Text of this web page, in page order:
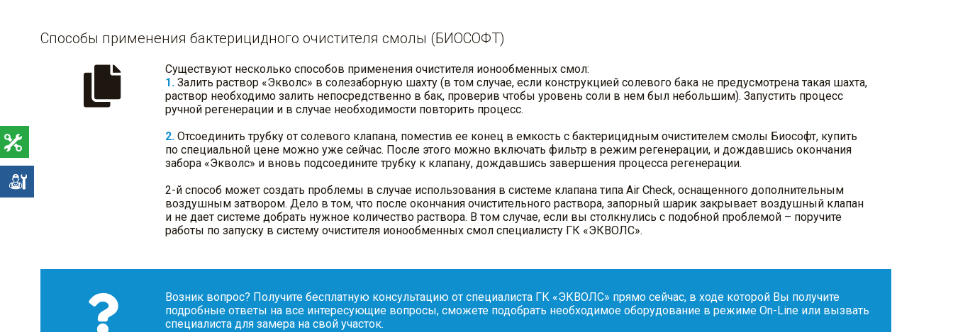
Способы применения бактерицидного очистителя смолы (БИОСОФТ)
Существуют несколько способов применения очистителя ионообменных смол:
1.Залить раствор «Экволс» в солезаборную шахту (в том случае, если конструкцией солевого бака не предусмотрена такая шахта,
раствор необходимо залить непосредственно в бак, проверив чтобы уровень соли в нем был небольшим). Запустить процесс
ручной регенерации и в случае необходимости повторить процесс.
2.Отсоединить трубку от солевого клапана, поместив ее конец в емкость с бактерицидным очистителем смолы Биософт, купить
по специальной цене можно уже сейчас. После этого можно включать фильтр в режим регенерации, и дождавшись окончания
забора «Экволс» и вновь подсоедините трубку к клапану, дождавшись завершения процесса регенерации.
2-й способ может создать проблемы в случае использования в системе клапана типа Air Check, оснащенного дополнительным
воздушным затвором. Дело в том, что после окончания очистительного раствора, запорный шарик закрывает воздушный клапан
и не дает системе добрать нужное количество раствора. В том случае, если вы столкнулись с подобной проблемой – поручите
работы по запуску в систему очистителя ионообменных смол специалисту ГК «ЭКВОЛС».
Возник вопрос? Получите бесплатную консультацию от специалиста ГК «ЭКВОЛС» прямо сейчас, в ходе которой Вы получите
подробные ответы на все интересующие вопросы, сможете подобрать необходимое оборудование в режиме On-Line или вызвать
специалиста для замера на свой участок.